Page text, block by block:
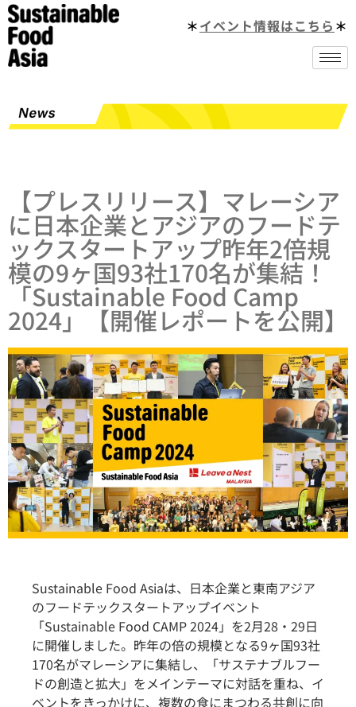
＊イベント情報はこちら ＊
【プレスリリース】マレーシア
に日本企業とアジアのフードテ
ックスタートアップ昨年2倍規
模の9ヶ国93社170名が集結！
「Sustainable Food Camp
2024」【開催レポートを公開】
Sustainable Food Asiaは、日本企業と東南アジア
のフードテックスタートアップイベント
「Sustainable Food CAMP 2024」を2月28・29日
に開催しました。昨年の倍の規模となる9ヶ国93社
170名がマレーシアに集結し、「サステナブルフー
ドの創造と拡大」をメインテーマに対話を重ね、イ
ベントをきっかけに、複数の食にまつわる共創に向